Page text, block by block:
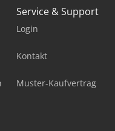
Service & Support
Login
Kontakt
Muster-Kaufvertrag